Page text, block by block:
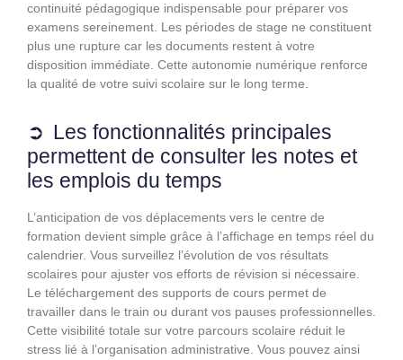
continuité pédagogique indispensable pour préparer vos
examens sereinement. Les périodes de stage ne constituent
plus une rupture car les documents restent à votre
disposition immédiate. Cette autonomie numérique renforce
la qualité de votre suivi scolaire sur le long terme.
Les fonctionnalités principales
permettent de consulter les notes et
les emplois du temps
L’anticipation de vos déplacements vers le centre de
formation devient simple grâce à l’affichage en temps réel du
calendrier. Vous surveillez l’évolution de vos résultats
scolaires pour ajuster vos efforts de révision si nécessaire.
Le téléchargement des supports de cours permet de
travailler dans le train ou durant vos pauses professionnelles.
Cette visibilité totale sur votre parcours scolaire réduit le
stress lié à l’organisation administrative. Vous pouvez ainsi